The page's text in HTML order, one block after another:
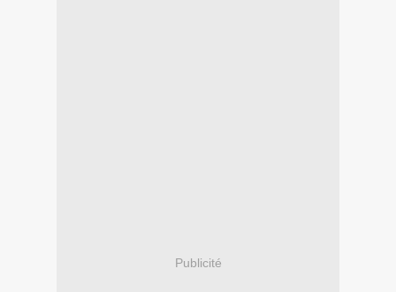
Publicité